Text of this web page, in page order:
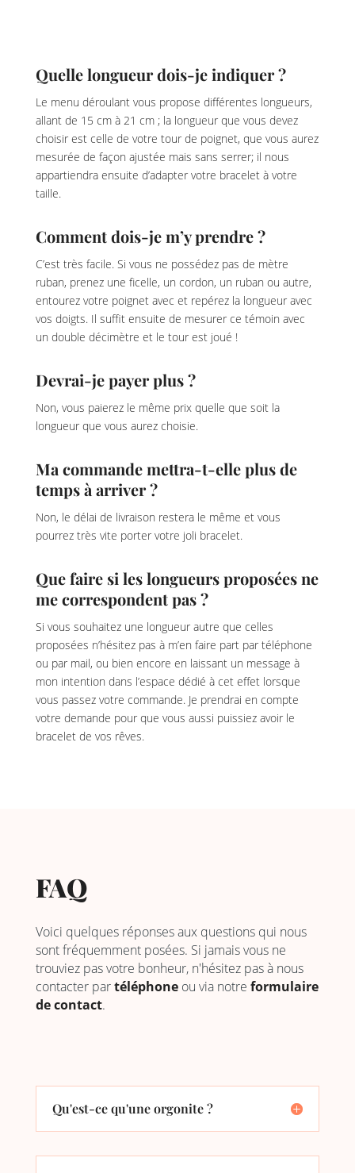
Quelle longueur dois-je indiquer ?
Le menu déroulant vous propose différentes longueurs,
allant de 15 cm à 21 cm ; la longueur que vous devez
choisir est celle de votre tour de poignet, que vous aurez
mesurée de façon ajustée mais sans serrer; il nous
appartiendra ensuite d’adapter votre bracelet à votre
taille.
Comment dois-je m’y prendre ?
C’est très facile. Si vous ne possédez pas de mètre
ruban, prenez une ficelle, un cordon, un ruban ou autre,
entourez votre poignet avec et repérez la longueur avec
vos doigts. Il suffit ensuite de mesurer ce témoin avec
un double décimètre et le tour est joué !
Devrai-je payer plus ?
Non, vous paierez le même prix quelle que soit la
longueur que vous aurez choisie.
Ma commande mettra-t-elle plus de
temps à arriver ?
Non, le délai de livraison restera le même et vous
pourrez très vite porter votre joli bracelet.
Que faire si les longueurs proposées ne
me correspondent pas ?
Si vous souhaitez une longueur autre que celles
proposées n’hésitez pas à m’en faire part par téléphone
ou par mail, ou bien encore en laissant un message à
mon intention dans l’espace dédié à cet effet lorsque
vous passez votre commande. Je prendrai en compte
votre demande pour que vous aussi puissiez avoir le
bracelet de vos rêves.
FAQ
Voici quelques réponses aux questions qui nous
sont fréquemment posées. Si jamais vous ne
trouviez pas votre bonheur, n'hésitez pas à nous
contacter partéléphoneou via notre formulaire
de contact.
Qu'est-ce qu'une orgonite ?